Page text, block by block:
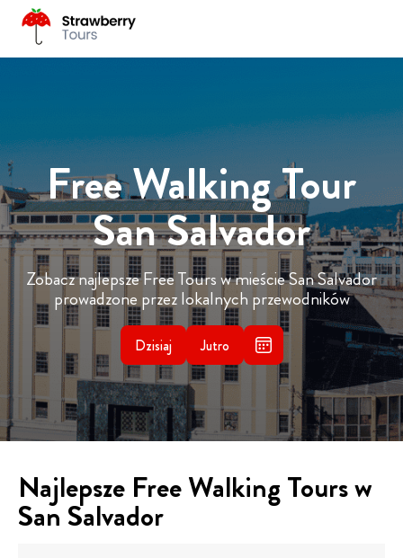
Free Walking Tour
San Salvador
Zobacz najlepsze Free Tours w mieście San Salvador
prowadzone przez lokalnych przewodników
Dzisiaj Jutro
Najlepsze Free Walking Tours w
San Salvador